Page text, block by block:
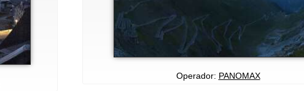
Operador: PANOMAX